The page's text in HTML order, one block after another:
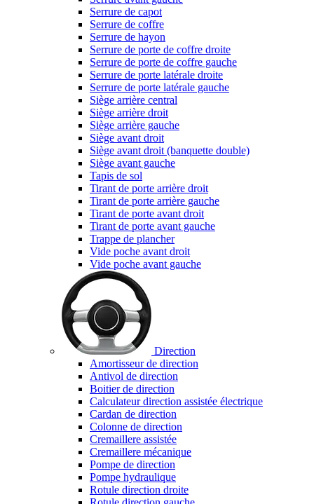
Serrure de capot
Serrure de coffre
Serrure de hayon
Serrure de porte de coffre droite
Serrure de porte de coffre gauche
Serrure de porte latérale droite
Serrure de porte latérale gauche
Siège arrière central
Siège arrière droit
Siège arrière gauche
Siège avant droit
Siège avant droit (banquette double)
Siège avant gauche
Tapis de sol
Tirant de porte arrière droit
Tirant de porte arrière gauche
Tirant de porte avant droit
Tirant de porte avant gauche
Trappe de plancher
Vide poche avant droit
Vide poche avant gauche
Direction
Amortisseur de direction
Antivol de direction
Boitier de direction
Calculateur direction assistée électrique
Cardan de direction
Colonne de direction
Cremaillere assistée
Cremaillere mécanique
Pompe de direction
Pompe hydraulique
Rotule direction droite